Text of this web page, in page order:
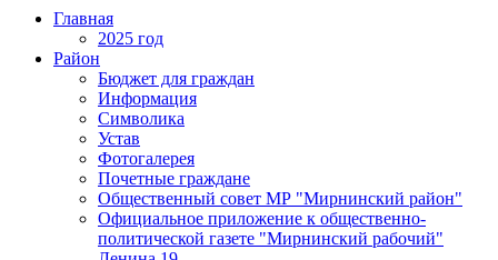
Главная
2025 год
Район
Бюджет для граждан
Информация
Символика
Устав
Фотогалерея
Почетные граждане
Общественный совет МР "Мирнинский район"
Официальное приложение к общественно-
политической газете "Мирнинский рабочий"